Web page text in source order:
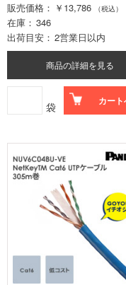
販売価格
￥13,786 （税込）
在庫
346
出荷目安
2営業日以内
商品の詳細を見る
袋 カート